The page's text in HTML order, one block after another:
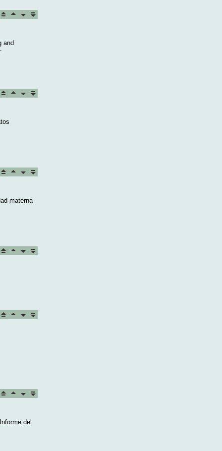
and
materna
del